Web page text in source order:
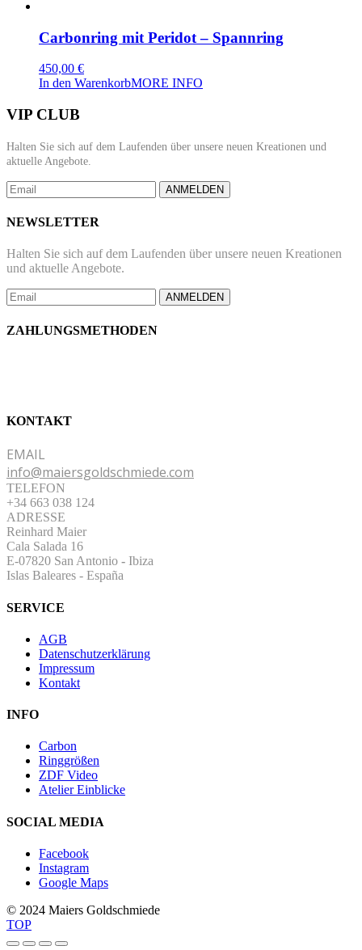
Carbonring mit Peridot – Spannring
450,00 €
In den WarenkorbMORE INFO
VIP CLUB
Halten Sie sich auf dem Laufenden über unsere neuen Kreationen und
aktuelle Angebote.
ANMELDEN
NEWSLETTER
Halten Sie sich auf dem Laufenden über unsere neuen Kreationen
und aktuelle Angebote.
ANMELDEN
ZAHLUNGSMETHODEN
KONTAKT
EMAIL
info@maiersgoldschmiede.com
TELEFON
+34 663 038 124
ADRESSE
Reinhard Maier
Cala Salada 16
E-07820 San Antonio - Ibiza
Islas Baleares - España
SERVICE
AGB
Datenschutzerklärung
Impressum
Kontakt
INFO
Carbon
Ringgrößen
ZDF Video
Atelier Einblicke
SOCIAL MEDIA
Facebook
Instagram
Google Maps
© 2024 Maiers Goldschmiede
TOP